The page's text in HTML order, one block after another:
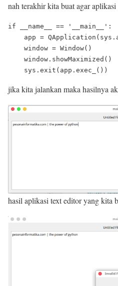
nah terakhir kita buat agar
if __name__ == '__main__':
app =
    window = Window()
    window.showMaximized()
jika kita jalankan maka hasilnya
hasil aplikasi text editor yang kita